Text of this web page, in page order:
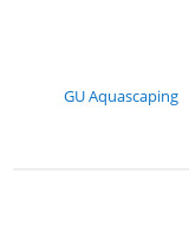
GU Aquascaping